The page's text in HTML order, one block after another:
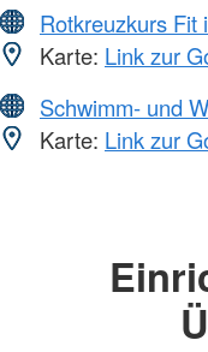
Rotkreuzkurs Fit
Karte: Link zur
Schwimm- und
Karte: Link zur